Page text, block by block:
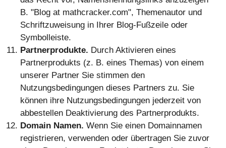
B. "Blog at mathcracker.com", Themenautor und
Schriftzuweisung in Ihrer Blog-Fußzeile oder
Symbolleiste.
Partnerprodukte. Durch Aktivieren eines
Partnerprodukts (z. B. eines Themas) von einem
unserer Partner Sie stimmen den
Nutzungsbedingungen dieses Partners zu. Sie
können ihre Nutzungsbedingungen jederzeit von
abbestellen Deaktivierung des Partnerprodukts.
Domain Namen. Wenn Sie einen Domainnamen
registrieren, verwenden oder übertragen Sie zuvor